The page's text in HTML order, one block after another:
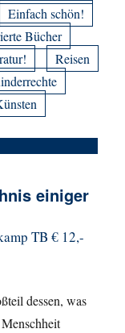
Einfach schön!
Bücher
Reisen
einiger
TB € 12,-
dessen, was